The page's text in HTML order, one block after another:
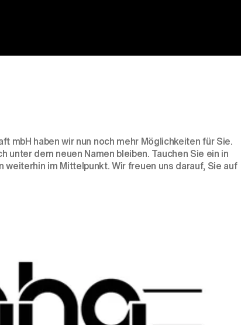
mbH haben wir nun noch mehr Möglichkeiten für Sie.
unter dem neuen Namen bleiben. Tauchen Sie ein in
im Mittelpunkt. Wir freuen uns darauf, Sie auf